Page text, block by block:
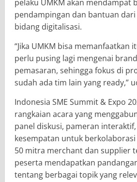
pelaku UMKM akan mendampat
pendampingan dan bantuan
bidang digitalisasi.
“Jika UMKM bisa memanfaatkan
perlu pusing lagi mengenai
pemasaran, sehingga fokus di
sudah ada tim lain yang ready,”
Indonesia SME Summit & Expo
rangkaian acara yang
panel diskusi, pameran
kesempatan untuk
50 mitra merchant dan supplier
peserta mendapatkan
tentang berbagai topik yang